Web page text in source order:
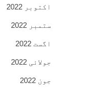
اکتوبر 2022
ستمبر 2022
اگست 2022
جولائی 2022
جون 2022